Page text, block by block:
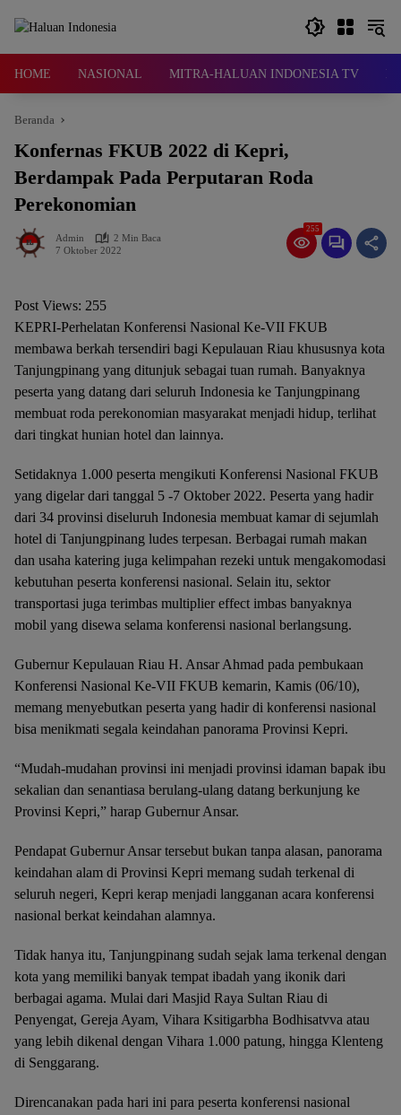
HOME NASIONAL MITRA-HALUAN INDONESIA TV
Beranda
Konfernas FKUB 2022 di Kepri,
Berdampak Pada Perputaran Roda
Perekonomian
Admin
2 Min Baca
7 Oktober 2022
255
Post Views: 255
KEPRI-Perhelatan Konferensi Nasional Ke-VII FKUB
membawa berkah tersendiri bagi Kepulauan Riau khususnya kota
Tanjungpinang yang ditunjuk sebagai tuan rumah. Banyaknya
peserta yang datang dari seluruh Indonesia ke Tanjungpinang
membuat roda perekonomian masyarakat menjadi hidup, terlihat
dari tingkat hunian hotel dan lainnya.
Setidaknya 1.000 peserta mengikuti Konferensi Nasional FKUB
yang digelar dari tanggal 5 -7 Oktober 2022. Peserta yang hadir
dari 34 provinsi diseluruh Indonesia membuat kamar di sejumlah
hotel di Tanjungpinang ludes terpesan. Berbagai rumah makan
dan usaha katering juga kelimpahan rezeki untuk mengakomodasi
kebutuhan peserta konferensi nasional. Selain itu, sektor
transportasi juga terimbas multiplier effect imbas banyaknya
mobil yang disewa selama konferensi nasional berlangsung.
Gubernur Kepulauan Riau H. Ansar Ahmad pada pembukaan
Konferensi Nasional Ke-VII FKUB kemarin, Kamis (06/10),
memang menyebutkan peserta yang hadir di konferensi nasional
bisa menikmati segala keindahan panorama Provinsi Kepri.
“Mudah-mudahan provinsi ini menjadi provinsi idaman bapak ibu
sekalian dan senantiasa berulang-ulang datang berkunjung ke
Provinsi Kepri,” harap Gubernur Ansar.
Pendapat Gubernur Ansar tersebut bukan tanpa alasan, panorama
keindahan alam di Provinsi Kepri memang sudah terkenal di
seluruh negeri, Kepri kerap menjadi langganan acara konferensi
nasional berkat keindahan alamnya.
Tidak hanya itu, Tanjungpinang sudah sejak lama terkenal dengan
kota yang memiliki banyak tempat ibadah yang ikonik dari
berbagai agama. Mulai dari Masjid Raya Sultan Riau di
Penyengat, Gereja Ayam, Vihara Ksitigarbha Bodhisatvva atau
yang lebih dikenal dengan Vihara 1.000 patung, hingga Klenteng
di Senggarang.
Direncanakan pada hari ini para peserta konferensi nasional